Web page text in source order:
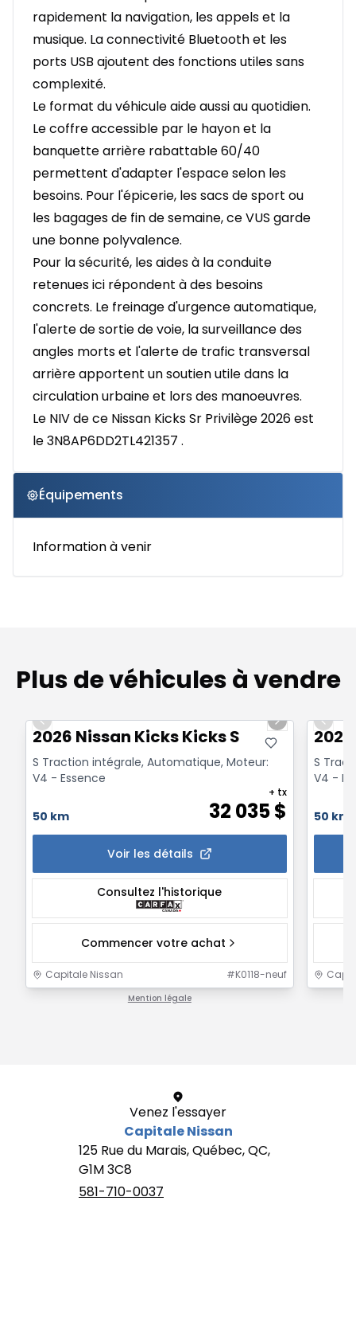
rapidement la navigation, les appels et la
musique. La connectivité Bluetooth et les
ports USB ajoutent des fonctions utiles sans
complexité.
Le format du véhicule aide aussi au quotidien.
Le coffre accessible par le hayon et la
banquette arrière rabattable 60/40
permettent d'adapter l'espace selon les
besoins. Pour l'épicerie, les sacs de sport ou
les bagages de fin de semaine, ce VUS garde
une bonne polyvalence.
Pour la sécurité, les aides à la conduite
retenues ici répondent à des besoins
concrets. Le freinage d'urgence automatique,
l'alerte de sortie de voie, la surveillance des
angles morts et l'alerte de trafic transversal
arrière apportent un soutien utile dans la
circulation urbaine et lors des manoeuvres.
Le NIV de ce Nissan Kicks Sr Privilège 2026 est
le 3N8AP6DD2TL421357 .
Équipements
Information à venir
Plus de véhicules à vendre
Previous slide
Next slide
2026 Nissan Kicks Kicks S
S Traction intégrale, Automatique, Moteur:
V4 - Essence
50 km 32 035$
+ tx
Voir les détails
Consultez l'historique
Commencer votre achat
Capitale Nissan #K0118-neuf
Mention légale
S
V4 -
50 km
Venez l'essayer
Capitale Nissan
125 Rue du Marais, Québec, QC,
G1M 3C8
581-710-0037